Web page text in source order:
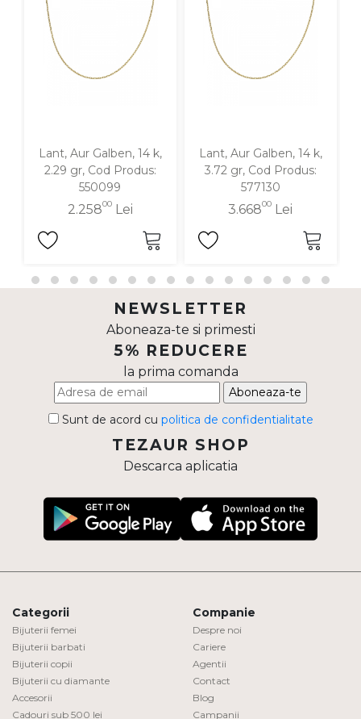
Diamante
Lant, Aur Galben, 14 k,
2.29 gr, Cod Produs:
550099
2.25800Lei
Lant, Aur Galben, 14 k,
3.72 gr, Cod Produs:
577130
3.66800 Lei
NEWSLETTER
Aboneaza-te si primesti
5% REDUCERE
la prima comanda
Aboneaza-te
Sunt de acord cu politica de confidentialitate
TEZAUR SHOP
Descarca aplicatia
Categorii
Bijuterii femei
Bijuterii barbati
Bijuterii copii
Bijuterii cu diamante
Accesorii
Cadouri sub 500 lei
Companie
Despre noi
Cariere
Agentii
Contact
Blog
Campanii